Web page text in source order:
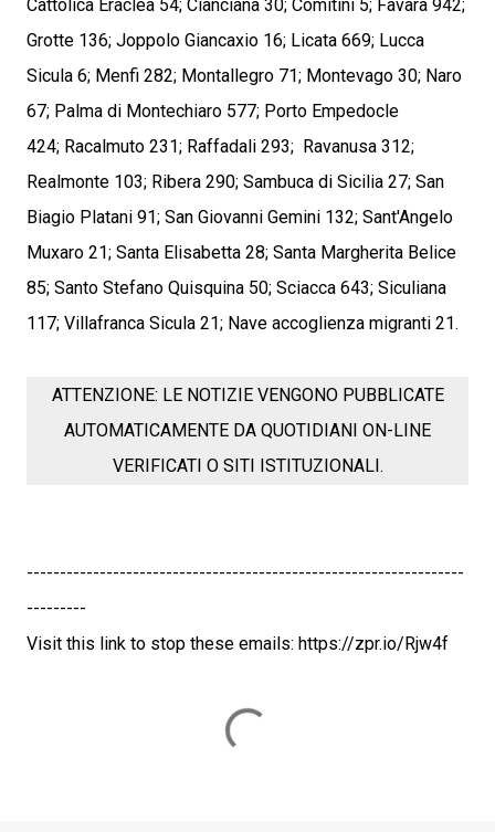
Cattolica Eraclea 54; Cianciana 30; Comitini 5; Favara 942;
Grotte 136; Joppolo Giancaxio 16; Licata 669; Lucca
Sicula 6; Menfi 282; Montallegro 71; Montevago 30; Naro
67; Palma di Montechiaro 577; Porto Empedocle
424; Racalmuto 231; Raffadali 293; Ravanusa 312;
Realmonte 103; Ribera 290; Sambuca di Sicilia 27; San
Biagio Platani 91; San Giovanni Gemini 132; Sant'Angelo
Muxaro 21; Santa Elisabetta 28; Santa Margherita Belice
85; Santo Stefano Quisquina 50; Sciacca 643; Siculiana
117; Villafranca Sicula 21; Nave accoglienza migranti 21.
ATTENZIONE: LE NOTIZIE VENGONO PUBBLICATE
AUTOMATICAMENTE DA QUOTIDIANI ON-LINE
VERIFICATI O SITI ISTITUZIONALI.
------------------------------------------------------------------
---------
Visit this link to stop these emails: https://zpr.io/Rjw4f